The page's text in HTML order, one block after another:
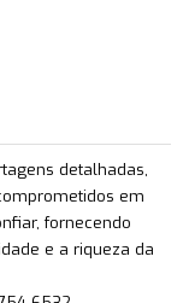
detalhadas,
em
fornecendo
e a riqueza da